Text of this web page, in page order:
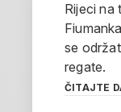
Rijeci na
se
regate.
ČITAJTE